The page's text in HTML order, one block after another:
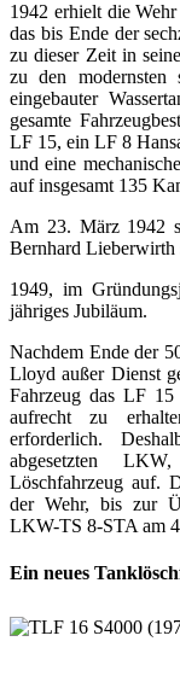
1942 erhielt die
das bis Ende der
zu dieser Zeit in
zu den modernsten
eingebauter
gesamte
LF 15, ein LF 8
und eine
auf insgesamt 135
Am 23. März 1942
Bernhard Lieberwirth
1949, im
jähriges Jubiläum.
Nachdem Ende der
Lloyd außer Dienst
Fahrzeug das LF
aufrecht zu
erforderlich.
abgesetzten
Löschfahrzeug auf.
der Wehr, bis zur
LKW-TS 8-STA am
Ein neues